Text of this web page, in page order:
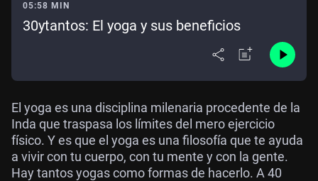
05:58 MIN
30ytantos: El yoga y sus beneficios
El yoga es una disciplina milenaria procedente de la
Inda que traspasa los límites del mero ejercicio
físico. Y es que el yoga es una filosofía que te ayuda
a vivir con tu cuerpo, con tu mente y con la gente.
Hay tantos yogas como formas de hacerlo. A 40